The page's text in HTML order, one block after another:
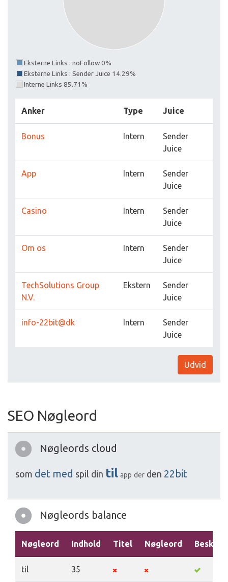
Eksterne Links : noFollow 0%
Eksterne Links : Sender Juice 14.29%
Interne Links 85.71%
Anker Type Juice
Bonus Intern
Sender
Juice
App Intern
Sender
Juice
Casino Intern
Sender
Juice
Om os Intern
Sender
Juice
TechSolutions Group
N.V.
Ekstern
Sender
Juice
info-22bit@dk Intern
Sender
Juice
Udvid
SEO Nøgleord
Nøgleords cloud
som det med spil din til app der den 22bit
Nøgleords balance
Nøgleord Indhold Titel Nøgleord
til 35